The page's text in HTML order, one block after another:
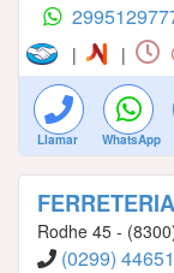
| |
Llamar WhatsApp
Rodhe 45 -
(0299)